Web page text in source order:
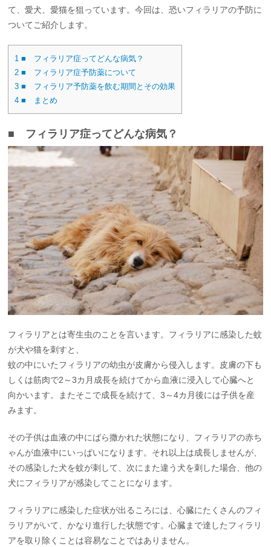
て、愛犬、愛猫を狙っています。今回は、恐いフィラリアの予防に
ついてご紹介します。
1 ■ フィラリア症ってどんな病気？
2 ■ フィラリア症予防薬について
3 ■ フィラリア予防薬を飲む期間とその効果
4 ■ まとめ
■ フィラリア症ってどんな病気？
フィラリアとは寄生虫のことを言います。フィラリアに感染した蚊
が犬や猫を刺すと、
蚊の中にいたフィラリアの幼虫が皮膚から侵入します。皮膚の下も
しくは筋肉で2～3カ月成長を続けてから血液に浸入して心臓へと
向かいます。またそこで成長を続けて、3～4カ月後には子供を産
みます。
その子供は血液の中にばら撒かれた状態になり、フィラリアの赤ち
ゃんが血液中にいっぱいになります。それ以上は成長しませんが、
その感染した犬を蚊が刺して、次にまた違う犬を刺した場合、他の
犬にフィラリアが感染してことになります。
フィラリアに感染した症状が出るころには、心臓にたくさんのフィ
ラリアがいて、かなり進行した状態です。心臓まで達したフィラリ
アを取り除くことは容易なことではありません。